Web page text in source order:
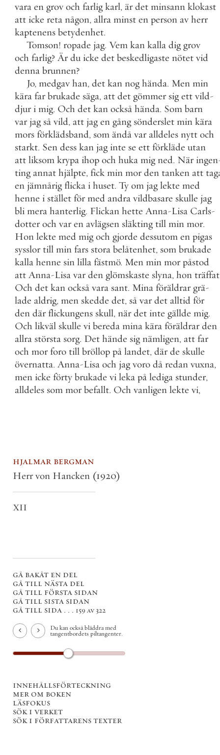
vara en grov och farlig karl, är det minsann klokast
att icke reta någon, allra minst en person av herr
kaptenens betydenhet.
Tomson! ropade jag. Vem kan kalla dig grov
och farlig? Är du icke det beskedligaste nötet vid
denna brunnen?
Jo, medgav han, det kan nog hända. Men min
kära far brukade säga, att det gömmer sig ett vild-
djur i mig. Och det kan också hända. Som barn
var jag så vild, att jag en gång sönderslet min kära
mors förklädsband, som ändå var alldeles nytt och
starkt. Sen dess kan jag inte se ett förkläde utan
att liksom krypa ihop och huka mig ned. När ingen
ting annat hjälpte, fick min mor den tanken att
en jämnårig flicka i huset. Ty om jag lekte med
henne i stället för med andra vildbasare skulle jag
bli mera hanterlig. Flickan hette Anna-Lisa Carls-
dotter och var en avlägsen släkting till min mor.
Hon lekte med mig och gjorde dessutom en pigas
sysslor till min fars stora belåtenhet, som brukade
kalla henne sin lilla fästmö. Men min mor påstod
att Anna-Lisa var den glömskaste slyna, hon träffat
Och det kan också vara sant. Mina föräldrar grä-
lade aldrig, men skedde det, så var det alltid för
den där flickungens skull, när det inte gällde mig.
Och likväl skulle vi bereda mina kära föräldrar den
allra största sorg. Det hände sig nämligen, att far
och mor foro till bröllop på landet, där de skulle
övernatta. Anna-Lisa och jag voro då redan vuxna,
men icke förty brukade vi leka på lediga stunder,
alldeles som mor befallt. Och vanligen lekte vi,
hjalmar bergman
Herr von Hancken (1920)
XII
gå bakåt en del
gå till nästa del
gå till första sidan
gå till sista sidan
gå till sida . . . 159 av 322
Du kan också bläddra med
tangentbordets piltangenter.
innehållsförteckning
mer om boken
läsfokus
sök i verket
sök i författarens texter